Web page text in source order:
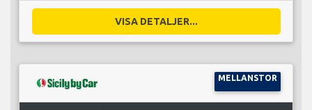
VISA DETALJER...
MELLANSTOR